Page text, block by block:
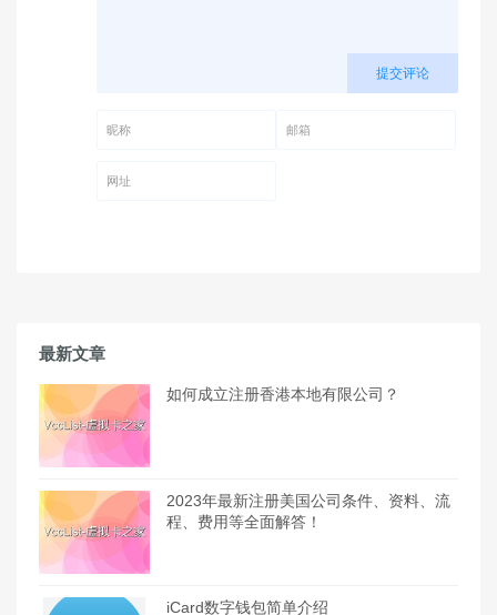
提交评论
最新文章
如何成立注册香港本地有限公司？
2023年最新注册美国公司条件、资料、流
程、费用等全面解答！
iCard数字钱包简单介绍